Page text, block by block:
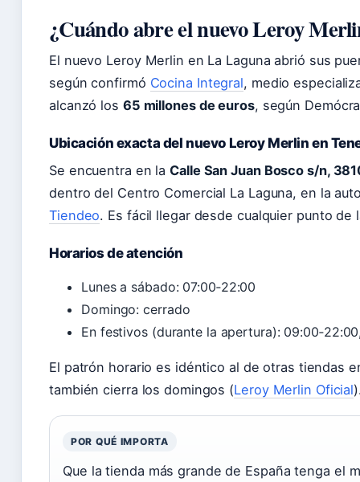
¿Cuándo abre el nuevo Leroy
El nuevo Leroy Merlin en La Laguna abrió sus
según confirmó Cocina Integral, medio
alcanzó los 65 millones de euros, según
Ubicación exacta del nuevo Leroy Merlin en
Se encuentra en laCalle San Juan Bosco s/n,
dentro del Centro Comercial La Laguna, en la
Tiendeo. Es fácil llegar desde cualquier punto de
Horarios de atención
Lunes a sábado: 07:00‑22:00
Domingo: cerrado
En festivos (durante la apertura):
El patrón horario es idéntico al de otras tiendas
también cierra los domingos (Leroy Merlin Oficial
POR QUÉ IMPORTA
Que la tienda más grande de España tenga el